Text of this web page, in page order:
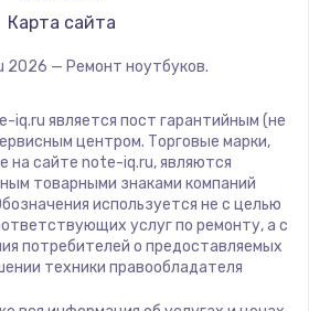
Panasonic
ZTE
Hiper
Evga
Google
Echips
Карта сайта
2026 — Ремонт ноутбуков.
iq.ru является пост гарантийным (не
центром. Торговые марки,
на сайте note-iq.ru, являются
товарными знаками компаний
используется не с целью
услуг по ремонту, а с
потребителей о предоставляемых
техники правообладателя